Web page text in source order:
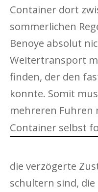
Container dort
sommerlichen
Benoye absolut
Weitertransport
finden, der den
konnte. Somit
mehreren Fuhren
Container selbst
die verzögerte
schultern sind,